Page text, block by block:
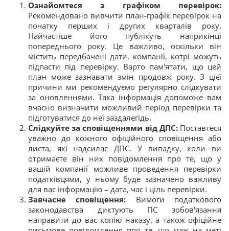
Ознайомтеся з графіком перевірок:
Рекомендовано вивчити план-графік перевірок на
початку перших і других кварталів року.
Найчастіше його публікуть наприкінці
попереднього року. Це важливо, оскільки він
містить передбачені дати, компанії, котрі можуть
підпасти під перевірку. Варто пам'ятати, що цей
план може зазнавати змін продовж року. З цієї
причини ми рекомендуємо регулярно слідкувати
за оновленнями. Така інформація допоможе вам
вчасно визначити можливий період перевірки та
підготуватися до неї заздалегідь.
Слідкуйте за сповіщеннями від ДПС: Поставтеся
уважно до кожного офіційного сповіщення або
листа, які надсилає ДПС. У випадку, коли ви
отримаєте він них повідомлення про те, що у
вашій компанії можливе проведення перевірки
податківцями, у ньому буде зазначено важливу
для вас інформацію – дата, час і ціль перевірки.
Завчасне сповіщення: Вимоги податкового
законодавства диктують ПС зобов'язання
направити до вас копію наказу, а також офіційне